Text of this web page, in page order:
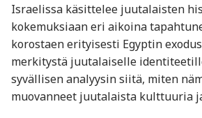
Israelissa käsittelee juutalaisten
kokemuksiaan eri aikoina
korostaen erityisesti Egyptin
merkitystä juutalaiselle
syvällisen analyysin siitä, miten
muovanneet juutalaista kulttuuria